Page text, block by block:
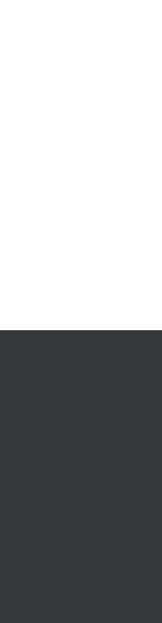
9 и